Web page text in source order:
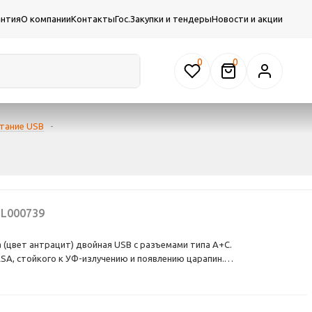
О компанииКонтактыГос.Закупки и тендерыНовости и акции
0
USB
-
антрацит) двойная USB с разъемами типа A+C.
стойкого к УФ-излучению и появлению царапин.
с двумя разъемами позволяет заряжать как стандартные